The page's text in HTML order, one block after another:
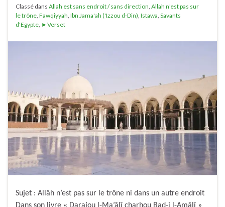
Classé dans Allah est sans endroit / sans direction Allah n'est pas sur
le trône Fawqiyyah Ibn Jama'ah ('Izzou d-Din) Istawa Savants
d'Egypte ►Verset
Sujet : Allâh n’est pas sur le trône ni dans un autre endroit